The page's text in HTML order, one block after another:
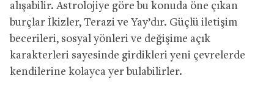
alışabilir. Astrolojiye göre bu konuda öne çıkan
burçlar İkizler, Terazi ve Yay’dır. Güçlü iletişim
becerileri, sosyal yönleri ve değişime açık
karakterleri sayesinde girdikleri yeni çevrelerde
kendilerine kolayca yer bulabilirler.